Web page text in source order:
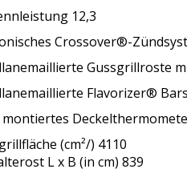
12,3
Crossover®-
Gussgrillroste
Flavorizer®
(cm²/) 4110
L x B (in cm) 839